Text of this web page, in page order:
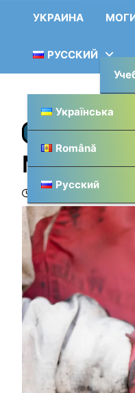
УКРАИНА
РУССКИЙ
Українська
Română
Русский
ПУБЛИКАЦИИ
Можно
19.08.2024